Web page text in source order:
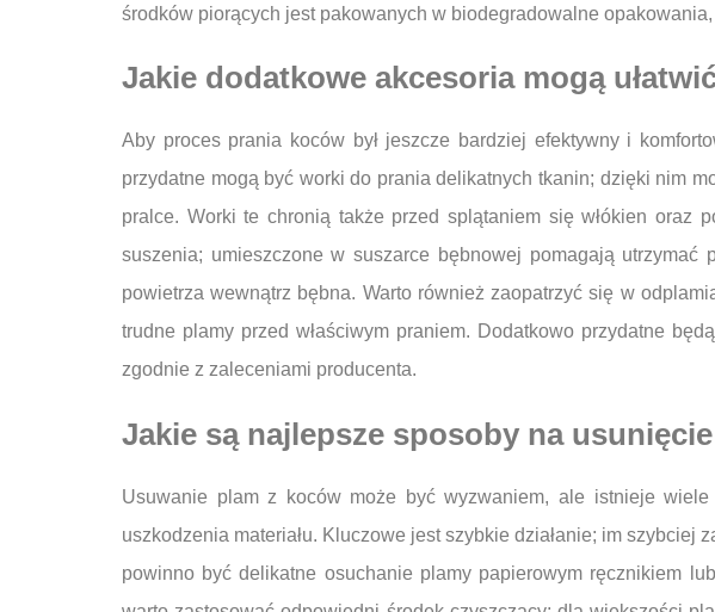
środków piorących jest pakowanych w biodegradowalne
Jakie dodatkowe akcesoria mogą
Aby proces prania koców był jeszcze bardziej efektywny i
przydatne mogą być worki do prania delikatnych tkanin; dzięki nim
pralce. Worki te chronią także przed splątaniem się włókien oraz
suszenia; umieszczone w suszarce bębnowej pomagają
powietrza wewnątrz bębna. Warto również zaopatrzyć się w
trudne plamy przed właściwym praniem. Dodatkowo przydatne
zgodnie z zaleceniami producenta.
Jakie są najlepsze sposoby na
Usuwanie plam z koców może być wyzwaniem, ale istnieje
uszkodzenia materiału. Kluczowe jest szybkie działanie; im
powinno być delikatne osuchanie plamy papierowym ręcznikiem